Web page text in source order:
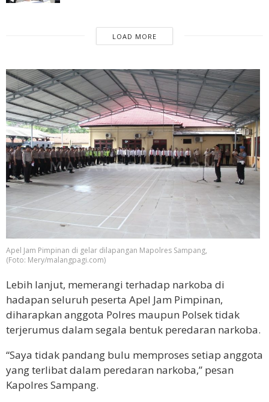
LOAD MORE
Apel Jam Pimpinan di gelar dilapangan Mapolres Sampang,
(Foto: Mery/malangpagi.com)
Lebih lanjut, memerangi terhadap narkoba di
hadapan seluruh peserta Apel Jam Pimpinan,
diharapkan anggota Polres maupun Polsek tidak
terjerumus dalam segala bentuk peredaran narkoba.
“Saya tidak pandang bulu memproses setiap anggota
yang terlibat dalam peredaran narkoba,” pesan
Kapolres Sampang.